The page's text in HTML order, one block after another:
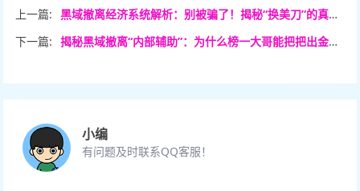
上一篇:
黑域撤离经济系统解析：别被骗了！揭秘“换美刀”的真实门槛与套路。
下一篇:
揭秘黑域撤离“内部辅助”：为什么榜一大哥能把把出金？全是科技与狠活！
小编
有问题及时联系QQ客服！